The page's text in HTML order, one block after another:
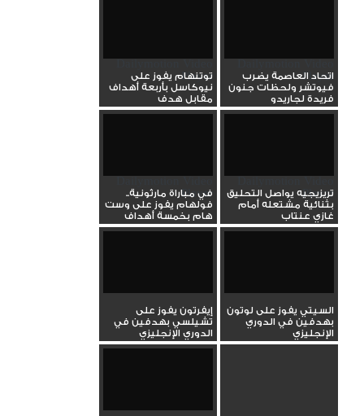
Player
اتحاد العاصمة يضرب
فيوتشر ولحظات جنون
فريدة لجاريدو
Player
توتنهام يفوز على
نيوكاسل بأربعة أهداف
مقابل هدف
Player
تريزيجيه يواصل التحليق
بثنائية مشتعله أمام
غازي عنتاب
Player
في مباراة مارثونية..
فولهام يفوز على وست
هام بخمسة أهداف
السيتي يفوز على لوتون
بهدفين في الدوري
الإنجليزي
إيفرتون يفوز على
تشيلسي بهدفين في
الدوري الإنجليزي